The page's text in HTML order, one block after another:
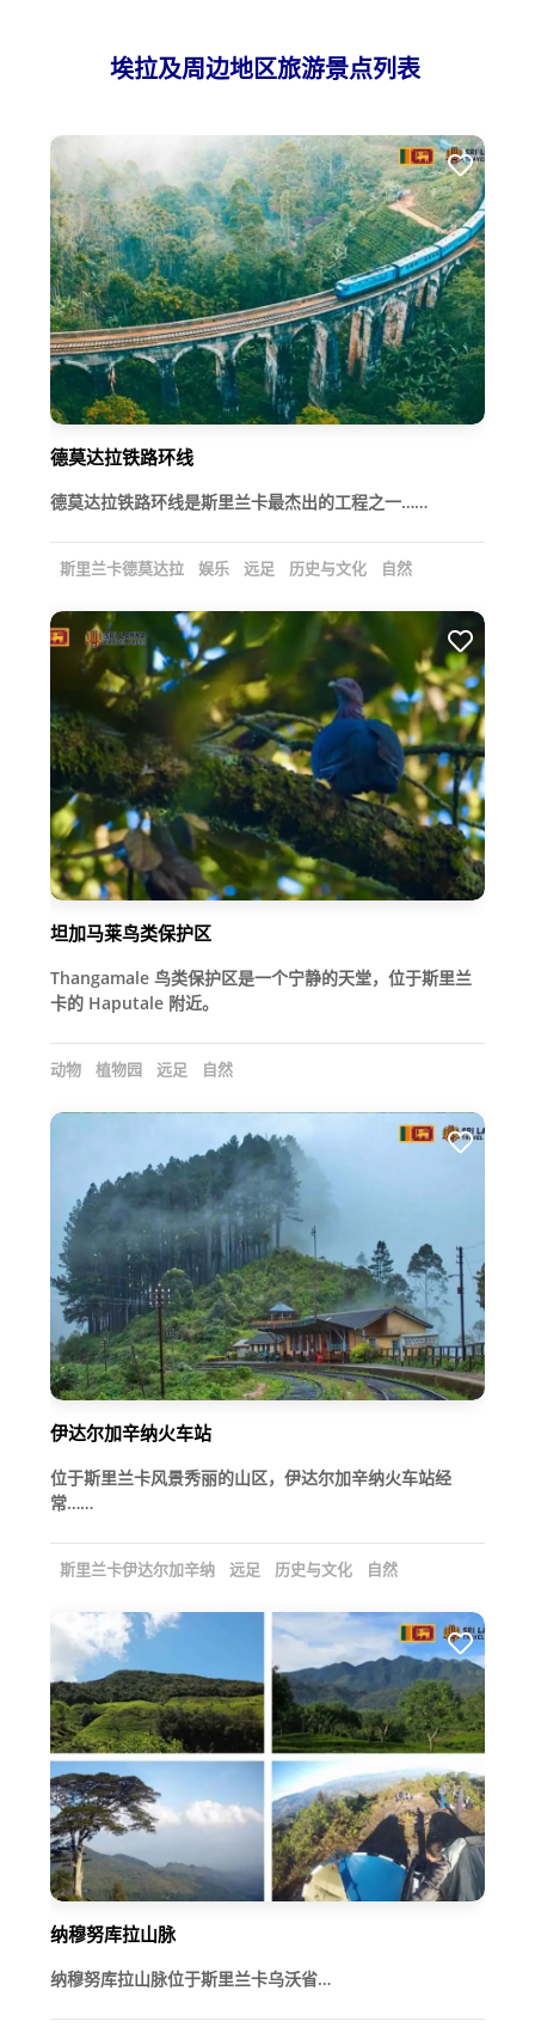
埃拉及周边地区旅游景点列表
德莫达拉铁路环线
德莫达拉铁路环线是斯里兰卡最杰出的工程之一……
斯里兰卡德莫达拉 娱乐 远足 历史与文化 自然
坦加马莱鸟类保护区
Thangamale 鸟类保护区是一个宁静的天堂，位于斯里兰
卡的 Haputale 附近。
动物 植物园 远足 自然
伊达尔加辛纳火车站
位于斯里兰卡风景秀丽的山区，伊达尔加辛纳火车站经
常……
斯里兰卡伊达尔加辛纳 远足 历史与文化 自然
纳穆努库拉山脉
纳穆努库拉山脉位于斯里兰卡乌沃省…